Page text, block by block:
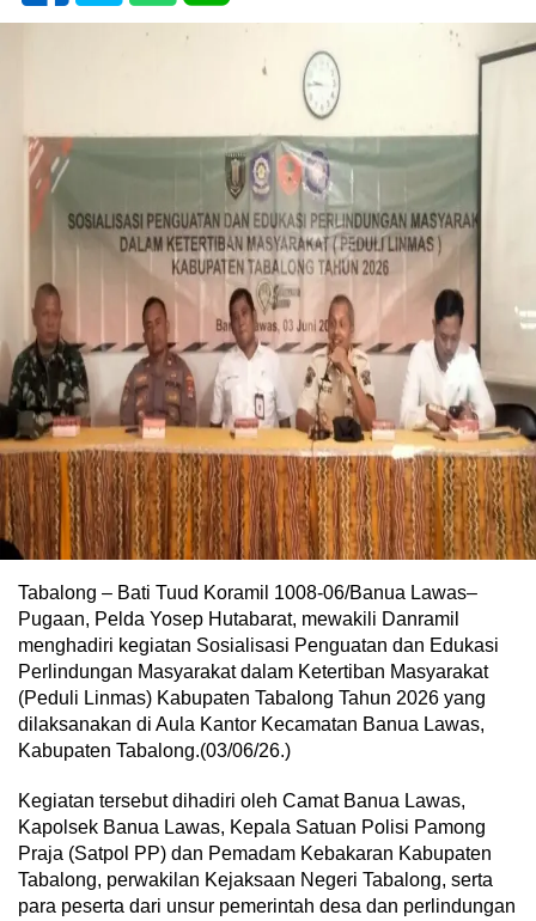
Tabalong – Bati Tuud Koramil 1008-06/Banua Lawas–
Pugaan, Pelda Yosep Hutabarat, mewakili Danramil
menghadiri kegiatan Sosialisasi Penguatan dan Edukasi
Perlindungan Masyarakat dalam Ketertiban Masyarakat
(Peduli Linmas) Kabupaten Tabalong Tahun 2026 yang
dilaksanakan di Aula Kantor Kecamatan Banua Lawas,
Kabupaten Tabalong.(03/06/26.)
Kegiatan tersebut dihadiri oleh Camat Banua Lawas,
Kapolsek Banua Lawas, Kepala Satuan Polisi Pamong
Praja (Satpol PP) dan Pemadam Kebakaran Kabupaten
Tabalong, perwakilan Kejaksaan Negeri Tabalong, serta
para peserta dari unsur pemerintah desa dan perlindungan